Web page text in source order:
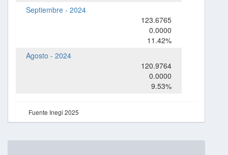
Septiembre - 2024
123.6765
0.0000
11.42%
Agosto - 2024
120.9764
0.0000
9.53%
Fuente Inegi 2025